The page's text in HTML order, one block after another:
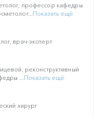
профессор кафедры
Показать ещё
врач-эксперт
реконструктивный
...Показать ещё
хирург